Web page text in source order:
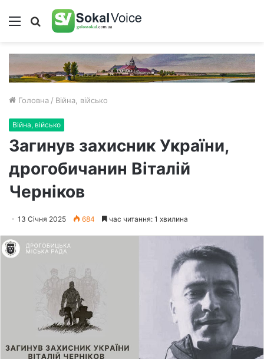
Меню Пошук
Головна / Війна, військо
Війна, військо
Загинув захисник України,
дрогобичанин Віталій
Черніков
13 Січня 2025 684 час читання: 1 хвилина